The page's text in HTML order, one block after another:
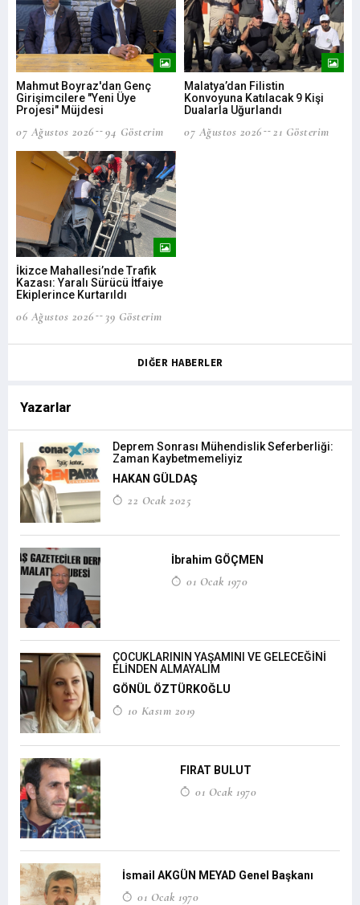
Mahmut Boyraz'dan Genç
Girişimcilere "Yeni Üye
Projesi" Müjdesi
07 Ağustos 2026 94 Gösterim
Malatya’dan Filistin
Konvoyuna Katılacak 9 Kişi
Dualarla Uğurlandı
07 Ağustos 2026 21 Gösterim
İkizce Mahallesi’nde Trafik
Kazası: Yaralı Sürücü İtfaiye
Ekiplerince Kurtarıldı
06 Ağustos 2026 39 Gösterim
DIĞER HABERLER
Yazarlar
Deprem Sonrası Mühendislik Seferberliği:
Zaman Kaybetmemeliyiz
HAKAN GÜLDAŞ
22 Ocak 2025
İbrahim GÖÇMEN
01 Ocak 1970
ÇOCUKLARININ YAŞAMINI VE GELECEĞİNİ
ELİNDEN ALMAYALIM
GÖNÜL ÖZTÜRKOĞLU
10 Kasım 2019
FIRAT BULUT
01 Ocak 1970
İsmail AKGÜN MEYAD Genel Başkanı
01 Ocak 1970